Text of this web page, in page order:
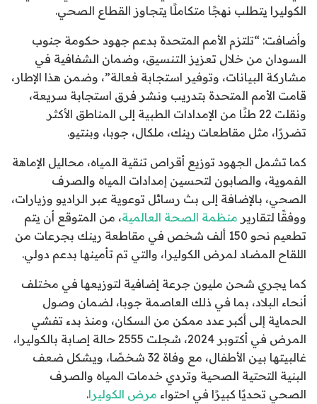
الكوليرا يتطلب نهجًا متكاملًا يتجاوز القطاع الصحي.
وأضافت: “تلتزم الأمم المتحدة بدعم جهود حكومة جنوب
السودان من خلال تعزيز التنسيق، وضمان الشفافية في
مشاركة البيانات، وتوفير استجابة فعالة”، وضمن هذا الإطار،
قامت الأمم المتحدة بتدريب ونشر فرق استجابة سريعة،
ونقلت 22 طنًا من الإمدادات الطبية إلى المناطق الأكثر
تضررًا، مثل مقاطعات رينك، ملكال، جوبا، وبنتيو.
كما تشمل الجهود توزيع أقراص تنقية المياه، محاليل الإماهة
الفموية، والصابون لتحسين إمدادات المياه والصرف
الصحي، بالإضافة إلى بث رسائل توعوية عبر الراديو وزيارات،
ووفقًا لتقارير منظمة الصحة العالمية، من المتوقع أن يتم
تطعيم نحو 150 ألف شخص في مقاطعة رينك بجرعات من
اللقاح المضاد لمرض الكوليرا، والتي تم تأمينها بدعم دولي.
كما يجري شحن مليون جرعة إضافية لتوزيعها في مختلف
أنحاء البلاد، بما في ذلك العاصمة جوبا، لضمان وصول
الحماية إلى أكبر عدد ممكن من السكان، ومنذ بدء تفشي
المرض في أكتوبر 2024، سُجلت 2555 حالة إصابة بالكوليرا،
غالبيتها بين الأطفال، مع وفاة 32 شخصًا، ويشكل ضعف
البنية التحتية الصحية وتردي خدمات المياه والصرف
الصحي تحديًا كبيرًا في احتواء مرض الكوليرا.